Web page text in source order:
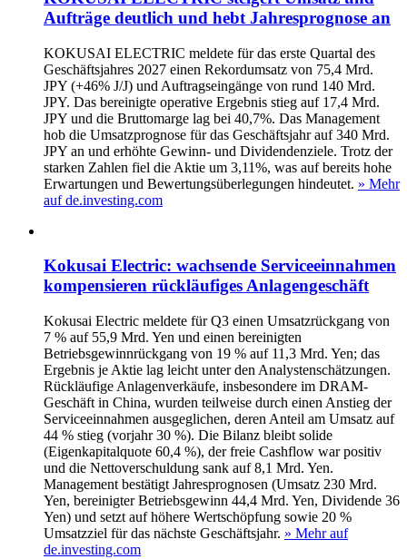
Aufträge deutlich und hebt Jahresprognose an
KOKUSAI ELECTRIC meldete für das erste Quartal des
Geschäftsjahres 2027 einen Rekordumsatz von 75,4 Mrd.
JPY (+46% J/J) und Auftragseingänge von rund 140 Mrd.
JPY. Das bereinigte operative Ergebnis stieg auf 17,4 Mrd.
JPY und die Bruttomarge lag bei 40,7%. Das Management
hob die Umsatzprognose für das Geschäftsjahr auf 340 Mrd.
JPY an und erhöhte Gewinn- und Dividendenziele. Trotz der
starken Zahlen fiel die Aktie um 3,11%, was auf bereits hohe
Erwartungen und Bewertungsüberlegungen hindeutet. » Mehr
auf de.investing.com
Kokusai Electric: wachsende Serviceeinnahmen
kompensieren rückläufiges Anlagengeschäft
Kokusai Electric meldete für Q3 einen Umsatzrückgang von
7 % auf 55,9 Mrd. Yen und einen bereinigten
Betriebsgewinnrückgang von 19 % auf 11,3 Mrd. Yen; das
Ergebnis je Aktie lag leicht unter den Analystenschätzungen.
Rückläufige Anlagenverkäufe, insbesondere im DRAM-
Geschäft in China, wurden teilweise durch einen Anstieg der
Serviceeinnahmen ausgeglichen, deren Anteil am Umsatz auf
44 % stieg (vorjahr 30 %). Die Bilanz bleibt solide
(Eigenkapitalquote 60,4 %), der freie Cashflow war positiv
und die Nettoverschuldung sank auf 8,1 Mrd. Yen.
Management bestätigt Jahresprognosen (Umsatz 230 Mrd.
Yen, bereinigter Betriebsgewinn 44,4 Mrd. Yen, Dividende 36
Yen) und setzt auf höhere Wertschöpfung sowie 20 %
Umsatzziel für das nächste Geschäftsjahr. » Mehr auf
de.investing.com